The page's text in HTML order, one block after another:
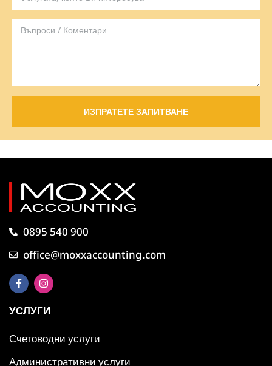
ИЗПРАТЕТЕ ЗАПИТВАНЕ
0895 540 900
office@moxxaccounting.com
УСЛУГИ
Счетоводни услуги
Административни услуги